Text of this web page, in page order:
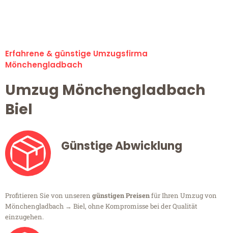
Erfahrene & günstige Umzugsfirma
Mönchengladbach
Umzug Mönchengladbach
Biel
Günstige Abwicklung
Profitieren Sie von unseren günstigen Preisenfür Ihren Umzug von
Mönchengladbach → Biel, ohne Kompromisse bei der Qualität
einzugehen.